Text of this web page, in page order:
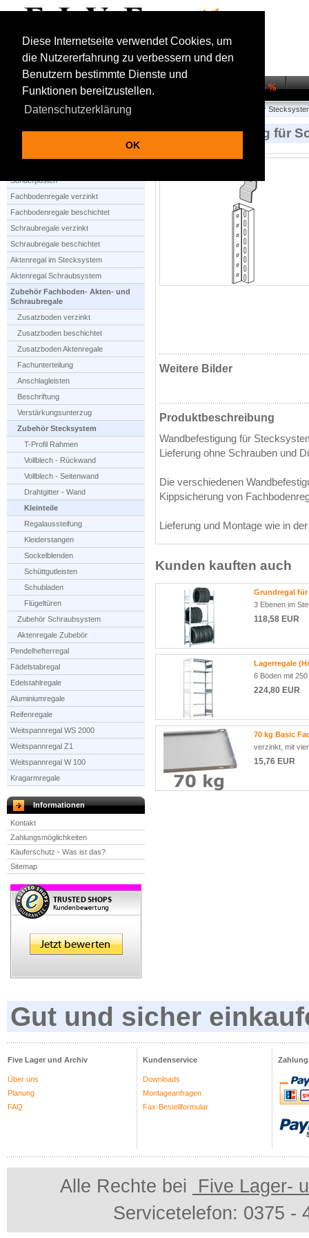
Diese Internetseite verwendet Cookies, um
die Nutzererfahrung zu verbessern und den
Benutzern bestimmte Dienste und
Funktionen bereitzustellen.
Datenschutzerklärung
OK
Startseite Regalsysteme Sale %
Startseite Zubehör Fachboden- Akten- und Schraubregale Zubehör
Produktauswahl
Sonderposten
Fachbodenregale verzinkt
Fachbodenregale beschichtet
Schraubregale verzinkt
Schraubregale beschichtet
Aktenregal im Stecksystem
Aktenregal Schraubsystem
Zubehör Fachboden- Akten- und
Schraubregale
Zusatzboden verzinkt
Zusatzboden beschichtet
Zusatzboden Aktenregale
Fachunterteilung
Anschlagleisten
Beschriftung
Verstärkungsunterzug
Zubehör Stecksystem
T-Profil Rahmen
Vollblech - Rückwand
Vollblech - Seitenwand
Drahtgitter - Wand
Kleinteile
Regalaussteifung
Kleiderstangen
Sockelblenden
Schüttgutleisten
Schubladen
Flügeltüren
Zubehör Schraubsystem
Aktenregale Zubebör
Pendelhefterregal
Fädelstabregal
Edelstahlregale
Aluminiumregale
Reifenregale
Weitspannregal WS 2000
Weitspannregal Z1
Weitspannregal W 100
Kragarmregale
Informationen
Kontakt
Zahlungsmöglichkeiten
Käuferschutz - Was ist das?
Sitemap
Wandbefestigung für
Weitere Bilder
Produktbeschreibung
Wandbefestigung für
Lieferung ohne Schrauben und
Die verschiedenen
Kippsicherung von
Lieferung und Montage wie in
Kunden kauften auch
Grundregal für
3 Ebenen im
118,58 EUR
Lagerregale
6 Böden mit
224,80 EUR
70 kg Basic
verzinkt, mit
15,76 EUR
Gut und sicher
Five Lager und Archiv
Über uns
Planung
FAQ
Kundenservice
Downloads
Montageanfragen
Fax-Bestellformular
Alle Rechte bei
Five Lager-
Servicetelefon: 0375 -